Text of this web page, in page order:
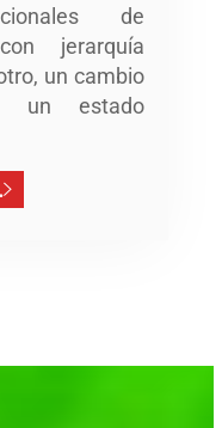
de
jerarquía
un cambio
un estado